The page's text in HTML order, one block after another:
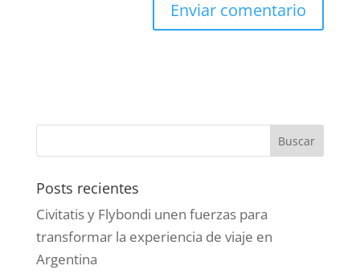
Posts recientes
Civitatis y Flybondi unen fuerzas para
transformar la experiencia de viaje en
Argentina